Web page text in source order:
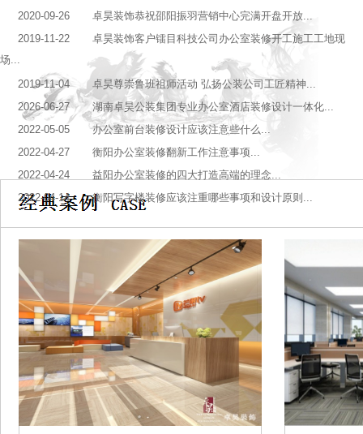
2020-09-26 卓昊装饰恭祝邵阳振羽营销中心完满开盘开放...
2019-11-22 卓昊装饰客户镭目科技公司办公室装修开工施工工地现
场...
2019-11-04 卓昊尊崇鲁班祖师活动 弘扬公装公司工匠精神...
2026-06-27 湖南卓昊公装集团专业办公室酒店装修设计一体化...
2022-05-05 办公室前台装修设计应该注意些什么...
2022-04-27 衡阳办公室装修翻新工作注意事项...
2022-04-24 益阳办公室装修的四大打造高端的理念...
2022-04-14 衡阳写字楼装修应该注重哪些事项和设计原则...